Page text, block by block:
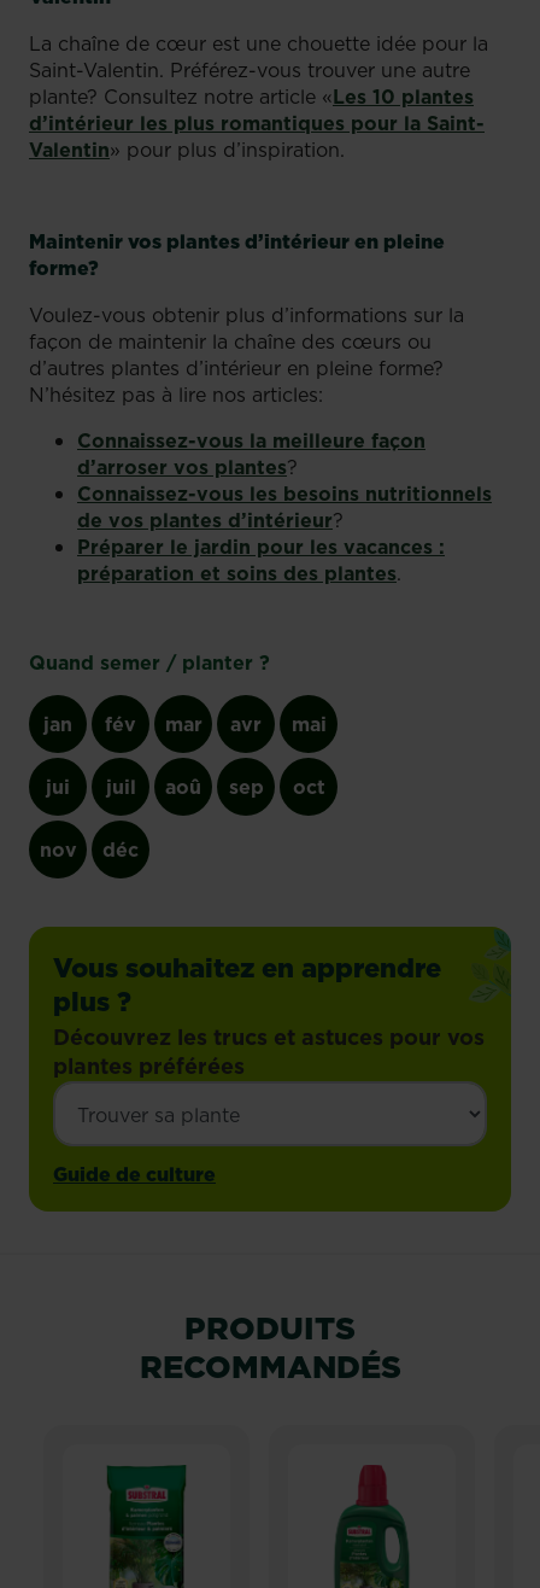
La chaîne de cœur est une chouette idée pour la
Saint-Valentin. Préférez-vous trouver une autre
plante? Consultez notre article «Les 10 plantes
d’intérieur les plus romantiques pour la Saint-
Valentin» pour plus d’inspiration.
Maintenir vos plantes d’intérieur en pleine
forme?
Voulez-vous obtenir plus d’informations sur la
façon de maintenir la chaîne des cœurs ou
d’autres plantes d’intérieur en pleine forme?
N’hésitez pas à lire nos articles:
Connaissez-vous la meilleure façon
d’arroser vos plantes?
Connaissez-vous les besoins nutritionnels
de vos plantes d’intérieur?
Préparer le jardin pour les vacances :
préparation et soins des plantes.
Quand semer / planter ?
jan fév mar avr mai
jui juil aoû sep oct
nov déc
Vous souhaitez en apprendre
plus ?
Découvrez les trucs et astuces pour vos
plantes préférées
Guide de culture
PRODUITS
RECOMMANDÉS